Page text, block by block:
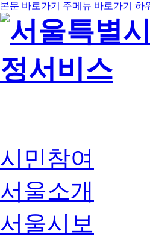
본문 바로가기 주메뉴 바로가기 하
시민참여
서울소개
서울시보